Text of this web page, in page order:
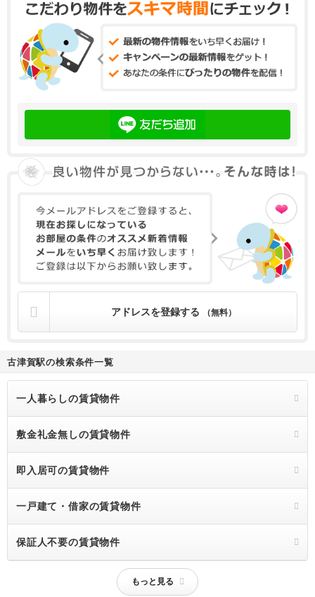
アドレスを登録する （無料）
古津賀駅の検索条件一覧
一人暮らしの賃貸物件
敷金礼金無しの賃貸物件
即入居可の賃貸物件
一戸建て・借家の賃貸物件
保証人不要の賃貸物件
もっと見る